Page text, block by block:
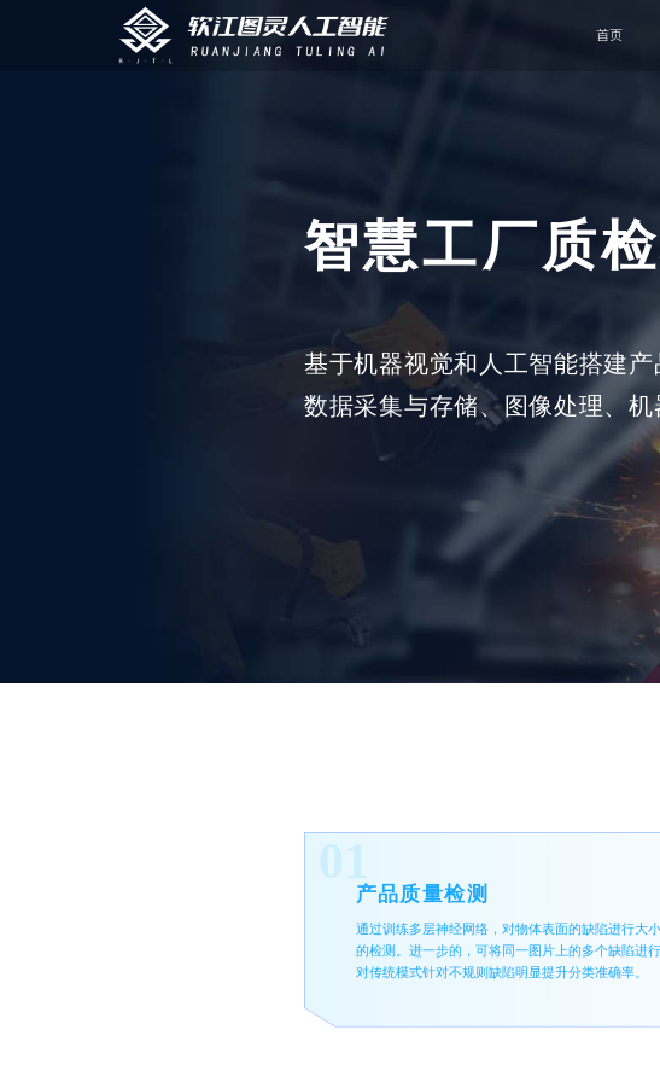
首页
智慧工厂质
基于机器视觉和人工智能搭建
数据采集与存储、图像处理、
01
产品质量检测
通过训练多层神经网络，对物体表面的缺陷进行大
的检测。进一步的，可将同一图片上的多个缺陷进
对传统模式针对不规则缺陷明显提升分类准确率。